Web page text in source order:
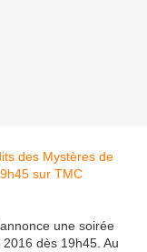
une soirée
dès 19h45. Au